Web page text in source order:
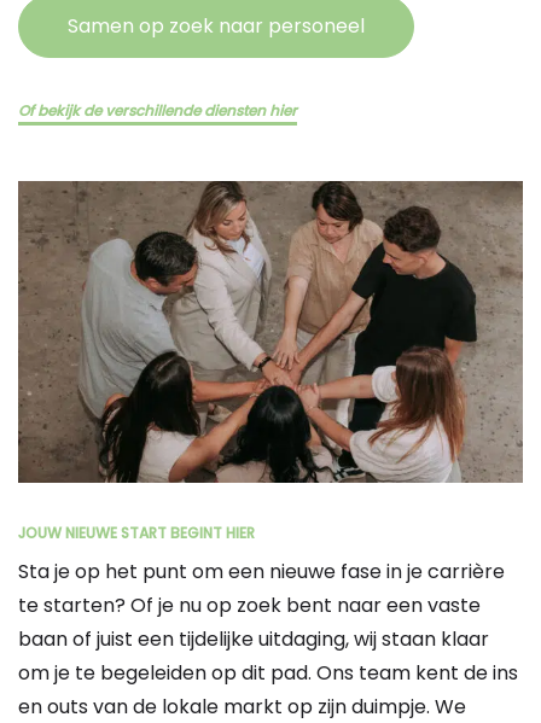
Samen op zoek naar personeel
Of bekijk de verschillende diensten hier
JOUW NIEUWE START BEGINT HIER
Sta je op het punt om een nieuwe fase in je carrière
te starten? Of je nu op zoek bent naar een vaste
baan of juist een tijdelijke uitdaging, wij staan klaar
om je te begeleiden op dit pad. Ons team kent de ins
en outs van de lokale markt op zijn duimpje. We